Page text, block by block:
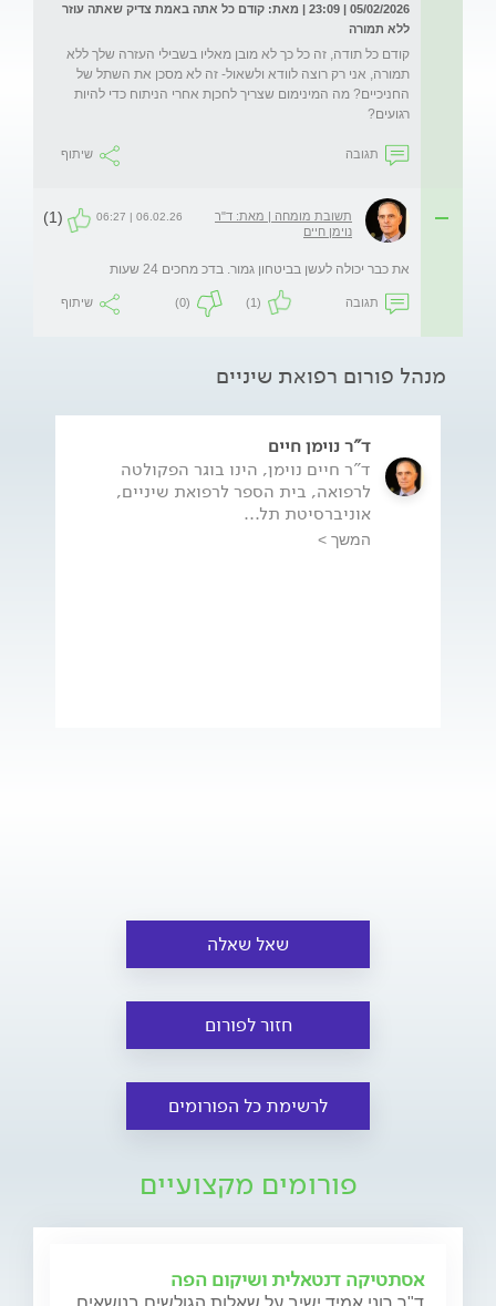
05/02/2026 | 23:09 | מאת: קודם כל אתה באמת צדיק שאתה עוזר
ללא תמורה
קודם כל תודה, זה כל כך לא מובן מאליו בשבילי העזרה שלך ללא
תמורה, אני רק רוצה לוודא ולשאול- זה לא מסכן את השתל של
החניכיים? מה המינימום שצריך לחכןת אחרי הניתוח כדי להיות
רגועים?
תגובה שיתוף
תשובת מומחה | מאת: ד"ר
נוימן חיים
06.02.26 | 06:27
(1)
את כבר יכולה לעשן בביטחון גמור. בדכ מחכים 24 שעות
תגובה (1)
(0) שיתוף
מנהל פורום רפואת שיניים
ד"ר נוימן חיים
ד"ר חיים נוימן, הינו בוגר הפקולטה
לרפואה, בית הספר לרפואת שיניים,
אוניברסיטת תל...
המשך >
שאל שאלה
חזור לפורום
לרשימת כל הפורומים
פורומים מקצועיים
אסתטיקה דנטאלית ושיקום הפה